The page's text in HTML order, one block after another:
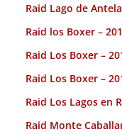
Raid Lago de
Raid los Boxer –
Raid Los Boxer –
Raid Los Boxer –
Raid Los Lagos en
Raid Monte